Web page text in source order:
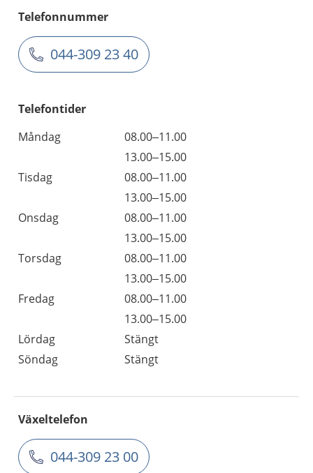
Telefonnummer
044-309 23 40
Telefontider
Måndag
08.00–11.00
13.00–15.00
Tisdag
08.00–11.00
13.00–15.00
Onsdag
08.00–11.00
13.00–15.00
Torsdag
08.00–11.00
13.00–15.00
Fredag
08.00–11.00
13.00–15.00
Lördag
Stängt
Söndag
Stängt
Växeltelefon
044-309 23 00